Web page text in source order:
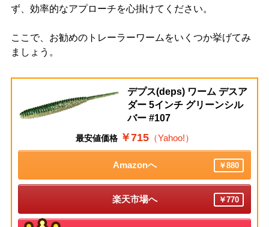
ず、効率的なアプローチを心掛けてください。
ここで、お勧めのトレーラーワームをいくつか挙げてみ
ましょう。
デプス(deps) ワーム デスア
ダー 5インチ グリーンシル
バー #107
最安値価格 ￥715（Yahoo!）
Amazonへ ￥880
楽天市場へ ￥770